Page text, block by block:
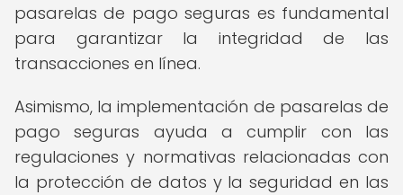
pasarelas de pago seguras es fundamental
para garantizar la integridad de las
transacciones en línea.
Asimismo, la implementación de pasarelas de
pago seguras ayuda a cumplir con las
regulaciones y normativas relacionadas con
la protección de datos y la seguridad en las